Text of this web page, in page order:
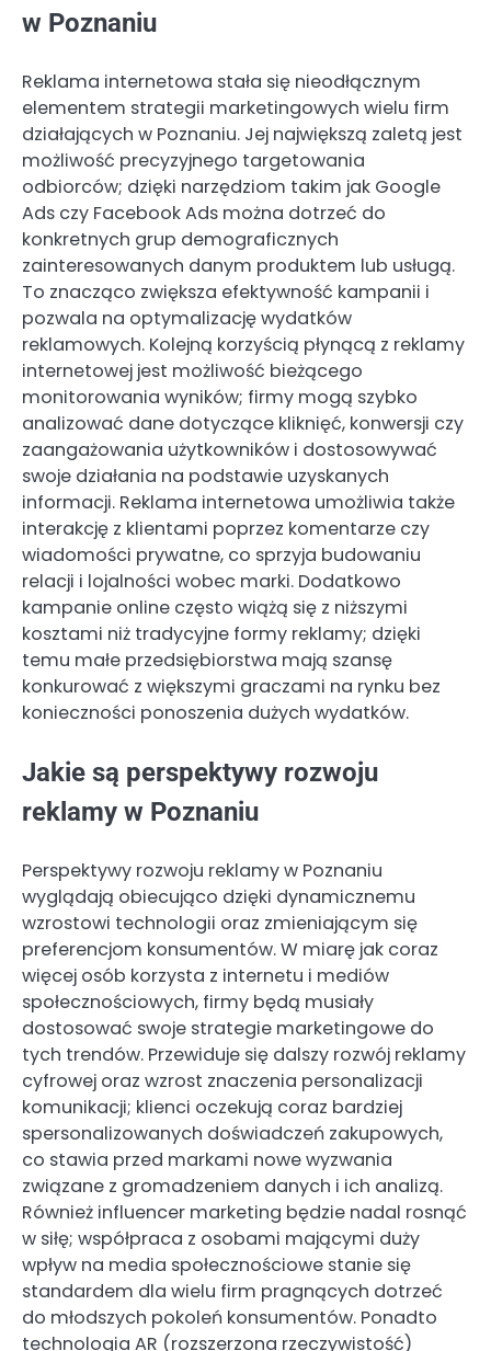
w Poznaniu
Reklama internetowa stała się nieodłącznym
elementem strategii marketingowych wielu firm
działających w Poznaniu. Jej największą zaletą jest
możliwość precyzyjnego targetowania
odbiorców; dzięki narzędziom takim jak Google
Ads czy Facebook Ads można dotrzeć do
konkretnych grup demograficznych
zainteresowanych danym produktem lub usługą.
To znacząco zwiększa efektywność kampanii i
pozwala na optymalizację wydatków
reklamowych. Kolejną korzyścią płynącą z reklamy
internetowej jest możliwość bieżącego
monitorowania wyników; firmy mogą szybko
analizować dane dotyczące kliknięć, konwersji czy
zaangażowania użytkowników i dostosowywać
swoje działania na podstawie uzyskanych
informacji. Reklama internetowa umożliwia także
interakcję z klientami poprzez komentarze czy
wiadomości prywatne, co sprzyja budowaniu
relacji i lojalności wobec marki. Dodatkowo
kampanie online często wiążą się z niższymi
kosztami niż tradycyjne formy reklamy; dzięki
temu małe przedsiębiorstwa mają szansę
konkurować z większymi graczami na rynku bez
konieczności ponoszenia dużych wydatków.
Jakie są perspektywy rozwoju
reklamy w Poznaniu
Perspektywy rozwoju reklamy w Poznaniu
wyglądają obiecująco dzięki dynamicznemu
wzrostowi technologii oraz zmieniającym się
preferencjom konsumentów. W miarę jak coraz
więcej osób korzysta z internetu i mediów
społecznościowych, firmy będą musiały
dostosować swoje strategie marketingowe do
tych trendów. Przewiduje się dalszy rozwój reklamy
cyfrowej oraz wzrost znaczenia personalizacji
komunikacji; klienci oczekują coraz bardziej
spersonalizowanych doświadczeń zakupowych,
co stawia przed markami nowe wyzwania
związane z gromadzeniem danych i ich analizą.
Również influencer marketing będzie nadal rosnąć
w siłę; współpraca z osobami mającymi duży
wpływ na media społecznościowe stanie się
standardem dla wielu firm pragnących dotrzeć
do młodszych pokoleń konsumentów. Ponadto
technologia AR (rozszerzona rzeczywistość)